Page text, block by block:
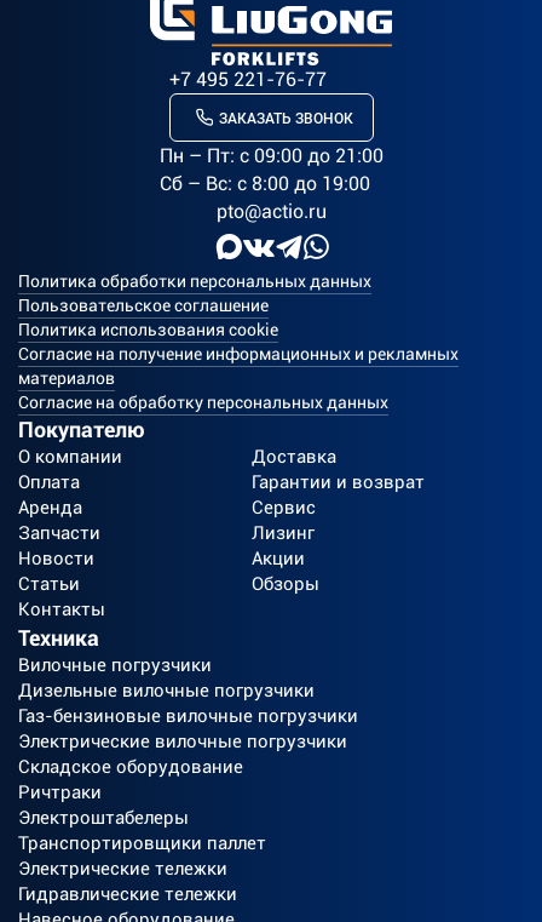
+7 495 221-76-77
ЗАКАЗАТЬ ЗВОНОК
Пн – Пт: c 09:00 до 21:00
Сб – Вс: с 8:00 до 19:00
pto@actio.ru
Политика обработки персональных данных
Пользовательское соглашение
Политика использования cookie
Согласие на получение информационных и рекламных
материалов
Согласие на обработку персональных данных
Покупателю
О компании
Доставка
Оплата
Гарантии и возврат
Аренда
Сервис
Запчасти
Лизинг
Новости
Акции
Статьи
Обзоры
Контакты
Техника
Вилочные погрузчики
Дизельные вилочные погрузчики
Газ-бензиновые вилочные погрузчики
Электрические вилочные погрузчики
Складское оборудование
Ричтраки
Электроштабелеры
Транспортировщики паллет
Электрические тележки
Гидравлические тележки